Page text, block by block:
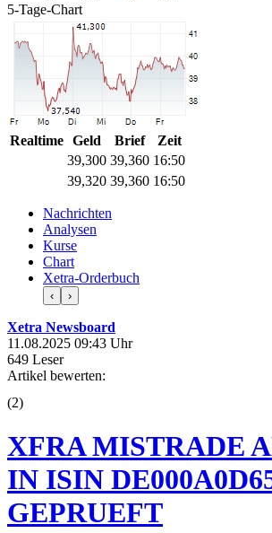
5-Tage-Chart
Realtime Geld Brief
Zeit
39,300 39,360 16:50
39,320 39,360 16:50
Nachrichten
Analysen
Kurse
Chart
Xetra-Orderbuch
‹ ›
Xetra Newsboard
11.08.2025 09:43 Uhr
649 Leser
Artikel bewerten:
(2)
XFRA MISTRADE
IN ISIN
GEPRUEFT